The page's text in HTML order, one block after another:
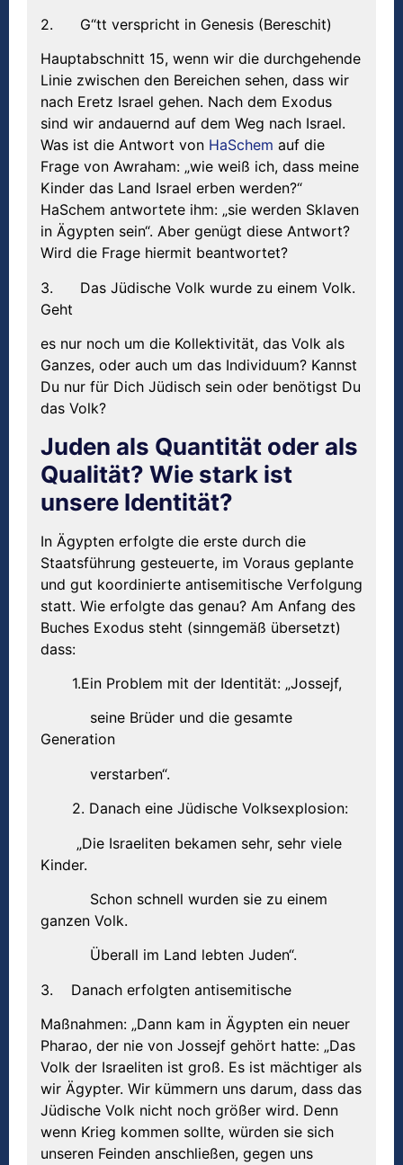
2. G“tt verspricht in Genesis (Bereschit)
Hauptabschnitt 15, wenn wir die durchgehende
Linie zwischen den Bereichen sehen, dass wir
nach Eretz Israel gehen. Nach dem Exodus
sind wir andauernd auf dem Weg nach Israel.
Was ist die Antwort von HaSchem auf die
Frage von Awraham: „wie weiß ich, dass meine
Kinder das Land Israel erben werden?“
HaSchem antwortete ihm: „sie werden Sklaven
in Ägypten sein“. Aber genügt diese Antwort?
Wird die Frage hiermit beantwortet?
3. Das Jüdische Volk wurde zu einem Volk.
Geht
es nur noch um die Kollektivität, das Volk als
Ganzes, oder auch um das Individuum? Kannst
Du nur für Dich Jüdisch sein oder benötigst Du
das Volk?
Juden als Quantität oder als
Qualität? Wie stark ist
unsere Identität?
In Ägypten erfolgte die erste durch die
Staatsführung gesteuerte, im Voraus geplante
und gut koordinierte antisemitische Verfolgung
statt. Wie erfolgte das genau? Am Anfang des
Buches Exodus steht (sinngemäß übersetzt)
dass:
1.Ein Problem mit der Identität: „Jossejf,
seine Brüder und die gesamte
Generation
verstarben“.
2. Danach eine Jüdische Volksexplosion:
„Die Israeliten bekamen sehr, sehr viele
Kinder.
Schon schnell wurden sie zu einem
ganzen Volk.
Überall im Land lebten Juden“.
3. Danach erfolgten antisemitische
Maßnahmen: „Dann kam in Ägypten ein neuer
Pharao, der nie von Jossejf gehört hatte: „Das
Volk der Israeliten ist groß. Es ist mächtiger als
wir Ägypter. Wir kümmern uns darum, dass das
Jüdische Volk nicht noch größer wird. Denn
wenn Krieg kommen sollte, würden sie sich
unseren Feinden anschließen, gegen uns